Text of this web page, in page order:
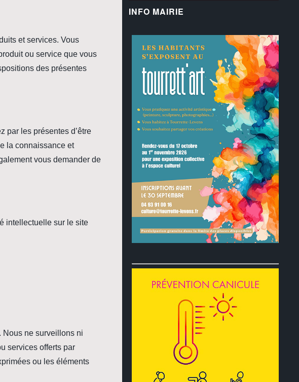
et services. Vous
ou service que vous
des présentes
par les présentes d’être
la connaissance et
vous demander de
intellectuelle sur le site
Nous ne surveillons ni
services offerts par
ou les éléments
INFO MAIRIE